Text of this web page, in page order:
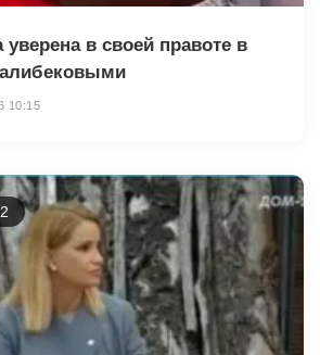
уверена в своей правоте в
10:15